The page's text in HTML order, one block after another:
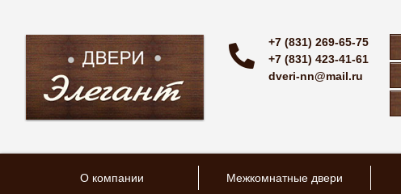
+7 (831) 269-65-75
+7 (831) 423-41-61
dveri-nn@mail.ru
О компании Межкомнатные двери